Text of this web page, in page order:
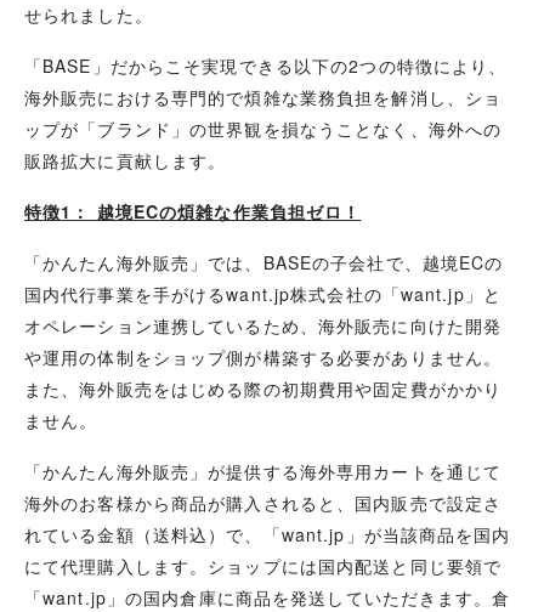
せられました。
「BASE」だからこそ実現できる以下の2つの特徴により、
海外販売における専門的で煩雑な業務負担を解消し、ショ
ップが「ブランド」の世界観を損なうことなく、海外への
販路拡大に貢献します。
特徴1： 越境ECの煩雑な作業負担ゼロ！
「かんたん海外販売」では、BASEの子会社で、越境ECの
国内代行事業を手がけるwant.jp株式会社の「want.jp」と
オペレーション連携しているため、海外販売に向けた開発
や運用の体制をショップ側が構築する必要がありません。
また、海外販売をはじめる際の初期費用や固定費がかかり
ません。
「かんたん海外販売」が提供する海外専用カートを通じて
海外のお客様から商品が購入されると、国内販売で設定さ
れている金額（送料込）で、「want.jp」が当該商品を国内
にて代理購入します。ショップには国内配送と同じ要領で
「want.jp」の国内倉庫に商品を発送していただきます。倉